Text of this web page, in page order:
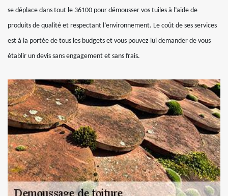
se déplace dans tout le 36100 pour démousser vos tuiles à l’aide de
produits de qualité et respectant l’environnement. Le coût de ses services
est à la portée de tous les budgets et vous pouvez lui demander de vous
établir un devis sans engagement et sans frais.